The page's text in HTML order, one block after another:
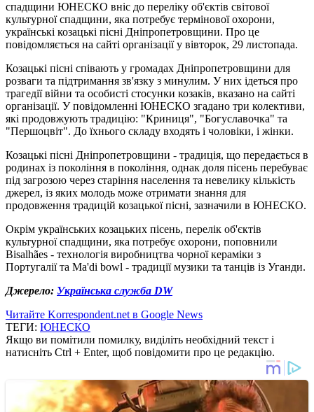
спадщини ЮНЕСКО вніс до переліку об'єктів світової
культурної спадщини, яка потребує термінової охорони,
українські козацькі пісні Дніпропетровщини. Про це
повідомляється на сайті організації у вівторок, 29 листопада.
Козацькі пісні співають у громадах Дніпропетровщини для
розваги та підтримання зв'язку з минулим. У них ідеться про
трагедії війни та особисті стосунки козаків, вказано на сайті
організації. У повідомленні ЮНЕСКО згадано три колективи,
які продовжують традицію: "Криниця", "Богуславочка" та
"Першоцвіт". До їхнього складу входять і чоловіки, і жінки.
Козацькі пісні Дніпропетровщини - традиція, що передається в
родинах із покоління в покоління, однак доля пісень перебуває
під загрозою через старіння населення та невелику кількість
джерел, із яких молодь може отримати знання для
продовження традицій козацької пісні, зазначили в ЮНЕСКО.
Окрім українських козацьких пісень, перелік об'єктів
культурної спадщини, яка потребує охорони, поповнили
Bisalhães - технологія виробництва чорної кераміки з
Португалії та Ma'di bowl - традиції музики та танців із Уганди.
Джерело: Українська служба DW
Читайте Korrespondent.net в Google News
ТЕГИ: ЮНЕСКО
Якщо ви помітили помилку, виділіть необхідний текст і
натисніть Ctrl + Enter, щоб повідомити про це редакцію.